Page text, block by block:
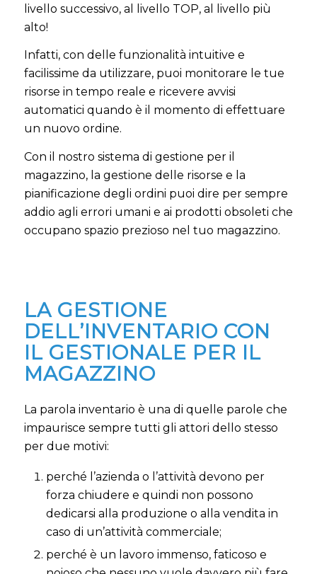
livello successivo, al livello TOP, al livello più
alto!
Infatti, con delle funzionalità intuitive e
facilissime da utilizzare, puoi monitorare le tue
risorse in tempo reale e ricevere avvisi
automatici quando è il momento di effettuare
un nuovo ordine.
Con il nostro sistema di gestione per il
magazzino, la gestione delle risorse e la
pianificazione degli ordini puoi dire per sempre
addio agli errori umani e ai prodotti obsoleti che
occupano spazio prezioso nel tuo magazzino.
LA GESTIONE
DELL’INVENTARIO CON
IL GESTIONALE PER IL
MAGAZZINO
La parola inventario è una di quelle parole che
impaurisce sempre tutti gli attori dello stesso
per due motivi:
perché l’azienda o l’attività devono per
forza chiudere e quindi non possono
dedicarsi alla produzione o alla vendita in
caso di un’attività commerciale;
perché è un lavoro immenso, faticoso e